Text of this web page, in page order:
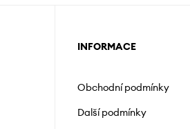
INFORMACE
Obchodní podmínky
Další podmínky